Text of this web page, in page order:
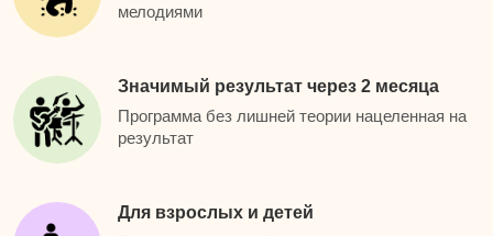
мелодиями
Значимый результат через 2 месяца
Программа без лишней теории нацеленная на
результат
Для взрослых и детей